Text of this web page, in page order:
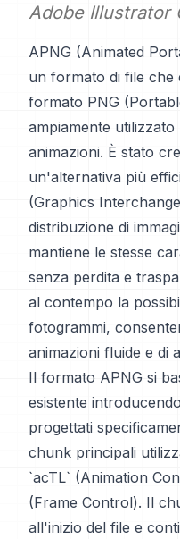
Adobe Illustrator
APNG (Animated
un formato di file che
formato PNG
ampiamente
animazioni. È stato
un'alternativa più
(Graphics
distribuzione di
mantiene le stesse
senza perdita e
al contempo la
fotogrammi,
animazioni fluide e di
Il formato APNG si
esistente
progettati
chunk principali
`acTL` (Animation
(Frame Control). Il
all'inizio del file e